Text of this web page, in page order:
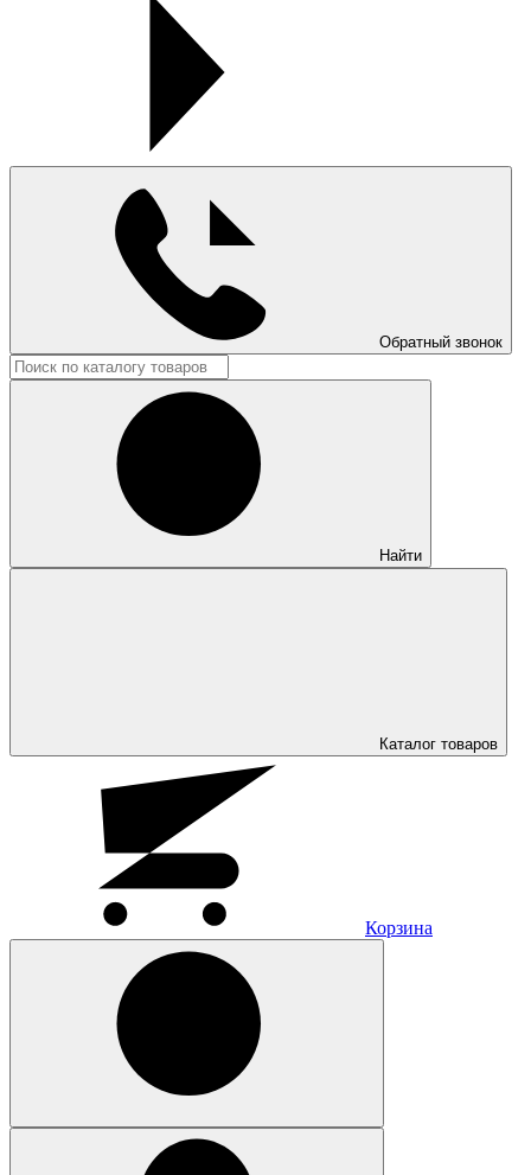
Обратный звонок
Найти
Каталог товаров
Корзина